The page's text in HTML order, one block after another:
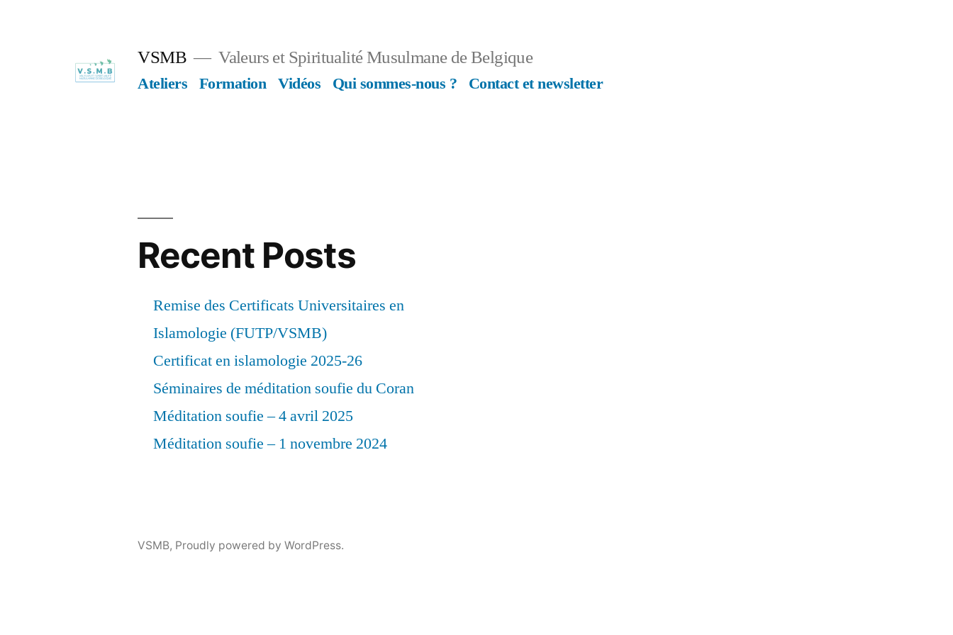
VSMB Valeurs et Spiritualité Musulmane de Belgique
Ateliers Formation Vidéos Qui sommes-nous ? Contact et newsletter
Recent Posts
Remise des Certificats Universitaires en
Islamologie (FUTP/VSMB)
Certificat en islamologie 2025-26
Séminaires de méditation soufie du Coran
Méditation soufie – 4 avril 2025
Méditation soufie – 1 novembre 2024
VSMB, Proudly powered by WordPress.